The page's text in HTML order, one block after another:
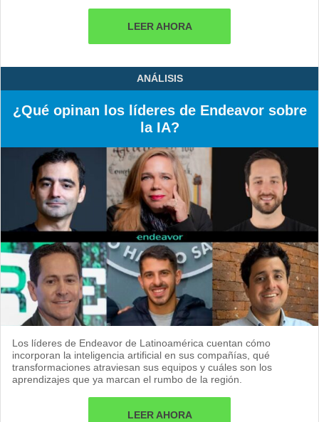
LEER AHORA
ANÁLISIS
¿Qué opinan los líderes de Endeavor sobre
la IA?
Los líderes de Endeavor de Latinoamérica cuentan cómo
incorporan la inteligencia artificial en sus compañías, qué
transformaciones atraviesan sus equipos y cuáles son los
aprendizajes que ya marcan el rumbo de la región.
LEER AHORA